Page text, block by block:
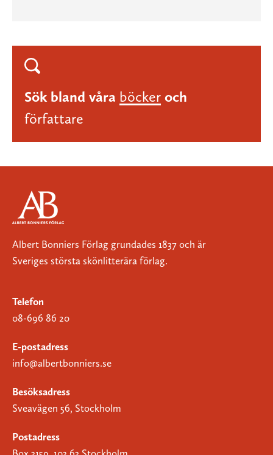
Sök bland våra böcker och
författare
Albert Bonniers Förlag grundades 1837 och är
Sveriges största skönlitterära förlag.
Telefon
08-696 86 20
E-postadress
info@albertbonniers.se
Besöksadress
Sveavägen 56, Stockholm
Postadress